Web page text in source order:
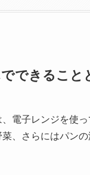
できること
、電子レンジを使
、さらにはパン